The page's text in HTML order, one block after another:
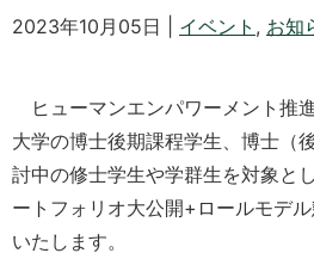
2023年10月05日 | イベント , お知
ヒューマンエンパワーメント推
大学の博士後期課程学生、博士（
討中の修士学生や学群生を対象と
ートフォリオ大公開+ロールモデ
いたします。